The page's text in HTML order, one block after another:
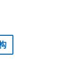
fwlink/